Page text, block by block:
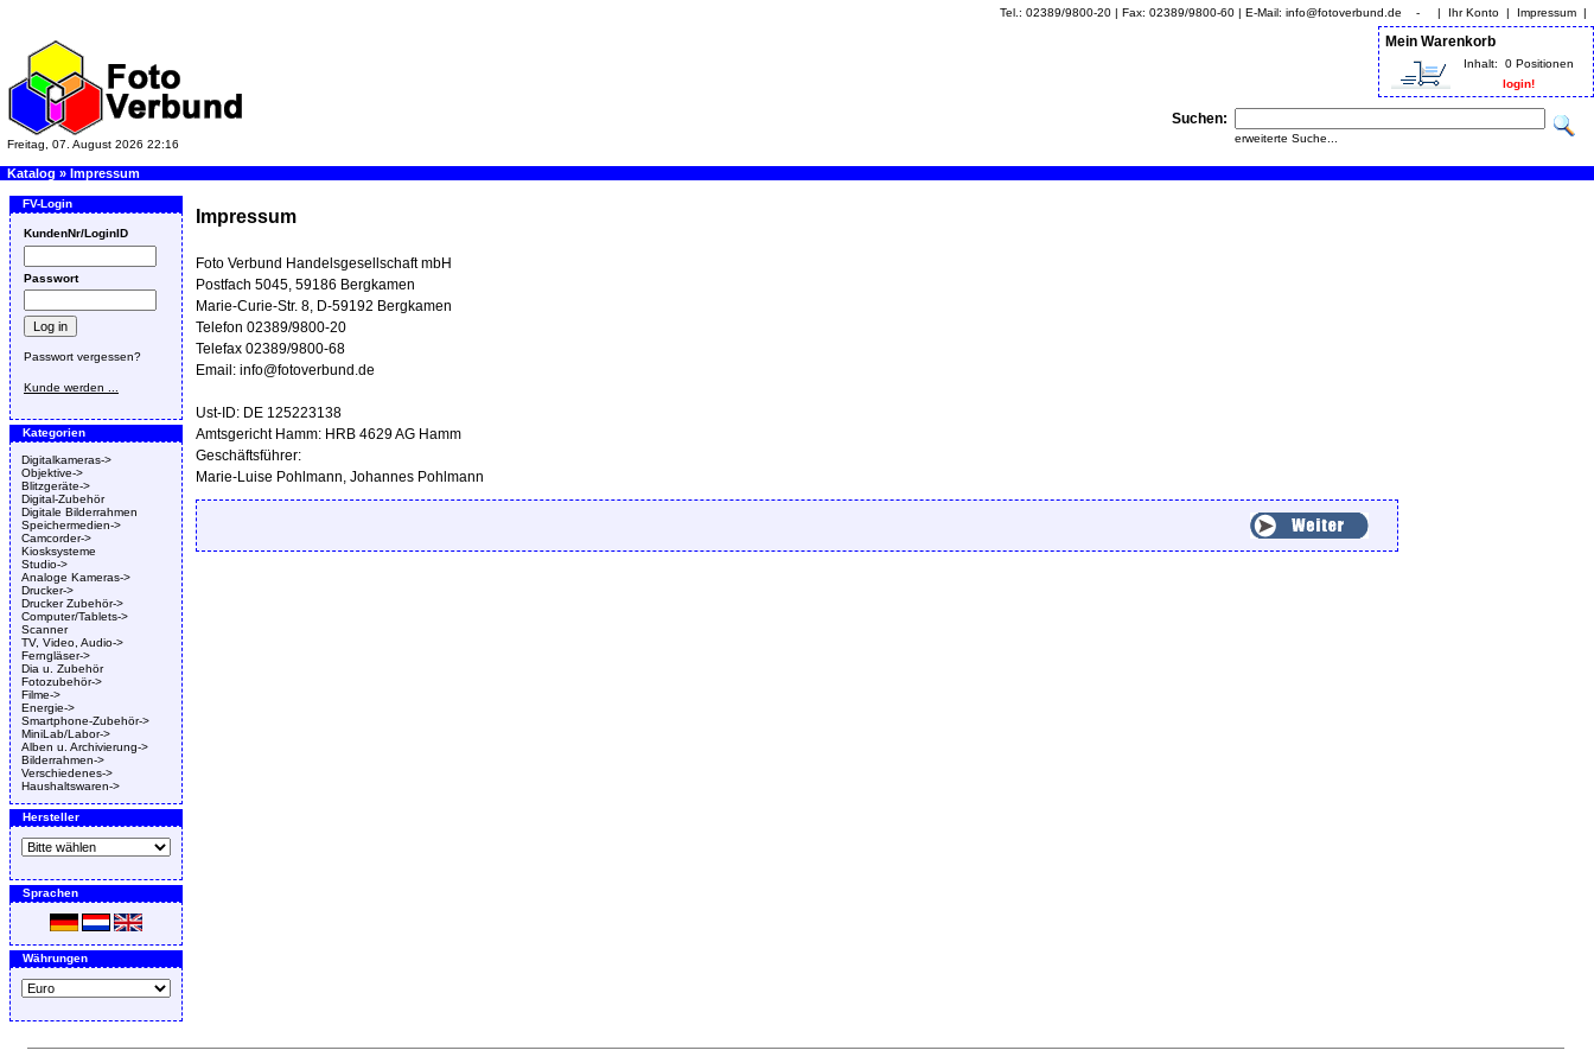
Tel.: 02389/9800-20 | Fax: 02389/9800-60 | E-Mail: info@fotoverbund.de - | Ihr Konto | Impressum |
Freitag, 07. August 2026 22:16
Mein Warenkorb
Inhalt:
0 Positionen
login!
Suchen:
erweiterte Suche...
Katalog » Impressum
FV-Login
KundenNr/LoginID
Passwort
Passwort vergessen?
Kunde werden ...
Kategorien
Digitalkameras->
Objektive->
Blitzgeräte->
Digital-Zubehör
Digitale Bilderrahmen
Speichermedien->
Camcorder->
Kiosksysteme
Studio->
Analoge Kameras->
Drucker->
Drucker Zubehör->
Computer/Tablets->
Scanner
TV, Video, Audio->
Ferngläser->
Dia u. Zubehör
Fotozubehör->
Filme->
Energie->
Smartphone-Zubehör->
MiniLab/Labor->
Alben u. Archivierung->
Bilderrahmen->
Verschiedenes->
Haushaltswaren->
Hersteller
Sprachen
Währungen
Impressum
Foto Verbund Handelsgesellschaft mbH
Postfach 5045, 59186 Bergkamen
Marie-Curie-Str. 8, D-59192 Bergkamen
Telefon 02389/9800-20
Telefax 02389/9800-68
Email: info@fotoverbund.de
Ust-ID: DE 125223138
Amtsgericht Hamm: HRB 4629 AG Hamm
Geschäftsführer:
Marie-Luise Pohlmann, Johannes Pohlmann